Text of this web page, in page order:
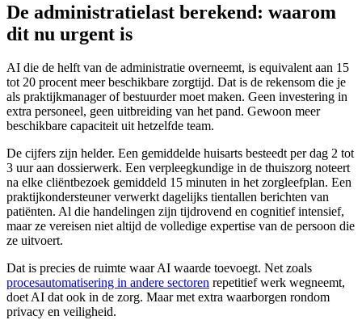
De administratielast berekend: waarom
dit nu urgent is
AI die de helft van de administratie overneemt, is equivalent aan 15
tot 20 procent meer beschikbare zorgtijd. Dat is de rekensom die je
als praktijkmanager of bestuurder moet maken. Geen investering in
extra personeel, geen uitbreiding van het pand. Gewoon meer
beschikbare capaciteit uit hetzelfde team.
De cijfers zijn helder. Een gemiddelde huisarts besteedt per dag 2 tot
3 uur aan dossierwerk. Een verpleegkundige in de thuiszorg noteert
na elke cliëntbezoek gemiddeld 15 minuten in het zorgleefplan. Een
praktijkondersteuner verwerkt dagelijks tientallen berichten van
patiënten. Al die handelingen zijn tijdrovend en cognitief intensief,
maar ze vereisen niet altijd de volledige expertise van de persoon die
ze uitvoert.
Dat is precies de ruimte waar AI waarde toevoegt. Net zoals
procesautomatisering in andere sectoren repetitief werk wegneemt,
doet AI dat ook in de zorg. Maar met extra waarborgen rondom
privacy en veiligheid.